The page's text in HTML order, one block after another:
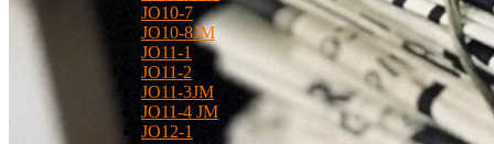
JO10-7
JO10-8JM
JO11-1
JO11-2
JO11-3JM
JO11-4 JM
JO12-1